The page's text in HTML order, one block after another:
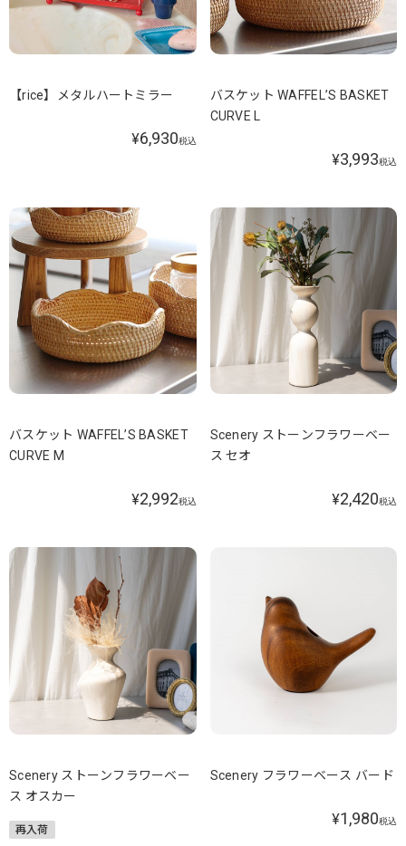
【rice】メタルハートミラー
¥6,930税込
バスケット WAFFEL’S BASKET
CURVE L
¥3,993税込
バスケット WAFFEL’S BASKET
CURVE M
¥2,992税込
Scenery ストーンフラワーベー
ス セオ
¥2,420税込
Scenery ストーンフラワーベー
ス オスカー
再入荷
Scenery フラワーベース バード
¥1,980税込